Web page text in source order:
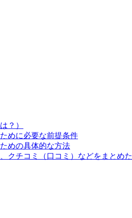
？）
めに必要な前提条件
めの具体的な方法
クチコミ（口コミ）などをまとめた